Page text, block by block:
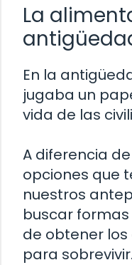
La
En la
jugaba un
vida de las
A diferencia
opciones que
nuestros
buscar
de obtener
para sobrevivir.